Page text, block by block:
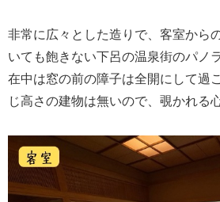
非常に広々とした造りで、客室から
いても飽きない下呂の温泉街のパノ
在中は窓の前の障子は全開にして過
じ高さの建物は無いので、覗かれる